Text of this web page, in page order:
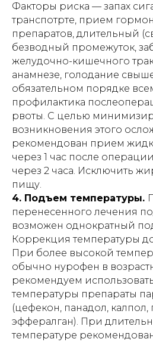
Факторы риска — запах
транспотрте, прием
препаратов, длительный
безводный промежуток,
желудочно-кишечного
анамнезе, голодание
обязательном порядке
профилактика
рвоты. С целью
возникновения этого
рекомендован прием
через 1 час после
через 2 часа. Исключить
пищу.
4. Подъем температуры.
перенесенного лечения
возможен однократный
Коррекция температуры
При более высокой
обычно нурофен в
рекомендуем
температуры препараты
(цефекон, панадол, калпол,
эффералган). При
температуре